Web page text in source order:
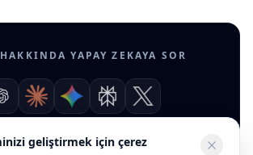
YAPAY ZEKAYA SOR
geliştirmek için çerez